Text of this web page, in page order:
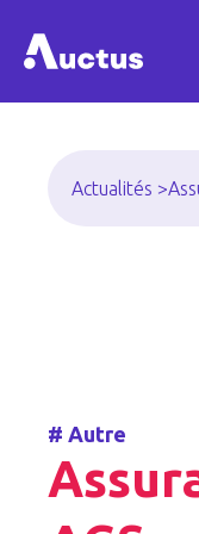
Actualités >
# Autre